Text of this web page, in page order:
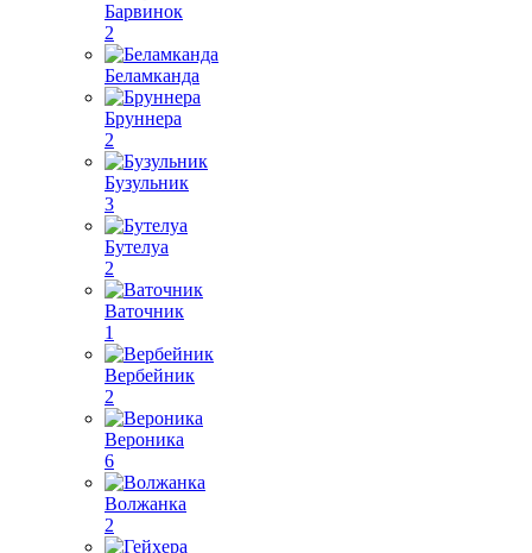
Барвинок
2
Беламканда
Бруннера
2
Бузульник
3
Бутелуа
2
Ваточник
1
Вербейник
2
Вероника
6
Волжанка
2